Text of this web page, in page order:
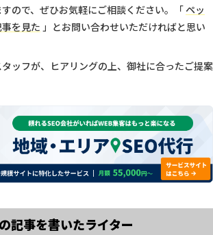
ので、ぜひお気軽にご相談ください。「 ペッ
を見た 」とお問い合わせいただければと思い
ッフが、ヒアリングの上、御社に合ったご提案
記事を書いたライター